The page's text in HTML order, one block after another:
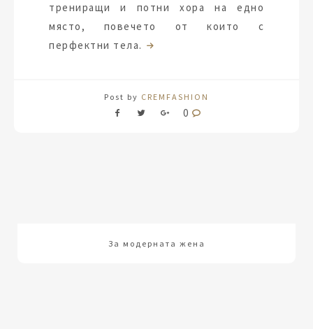
трениращи и потни хора на едно
място, повечето от които с
перфектни тела.
Post by CREMFASHION
0
За модерната жена